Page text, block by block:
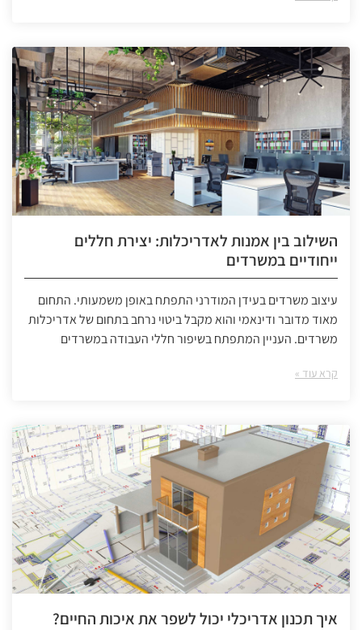
השילוב בין אמנות לאדריכלות: יצירת חללים
ייחודיים במשרדים
עיצוב משרדים בעידן המודרני התפתח באופן משמעותי. התחום
מאוד מדובר ודינאמי והוא מקבל ביטוי נרחב בתחום של אדריכלות
משרדים. העניין המתפתח בשיפור חללי העבודה במשרדים
קרא עוד »
איך תכנון אדריכלי יכול לשפר את איכות החיים?